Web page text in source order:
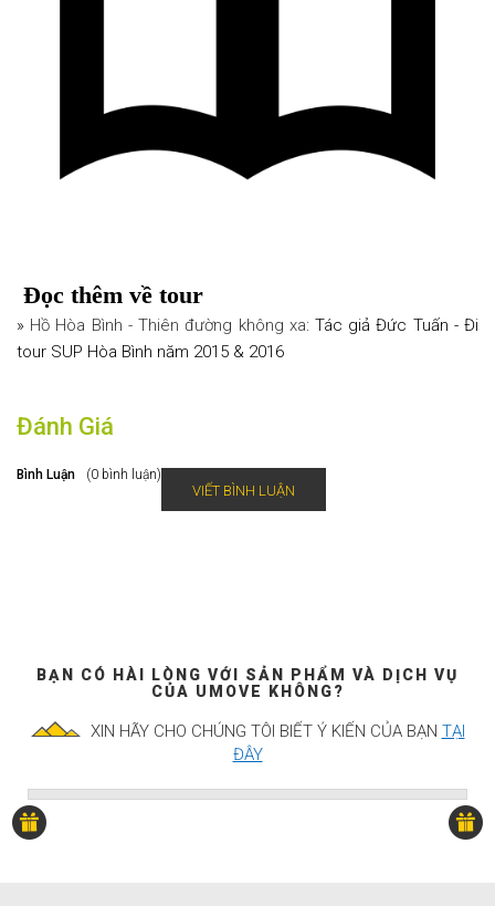
Đọc thêm về tour
» Hồ Hòa Bình - Thiên đường không xa: Tác giả Đức Tuấn - Đi
tour SUP Hòa Bình năm 2015 & 2016
Đánh Giá
Bình Luận (0 bình luận)
VIẾT BÌNH LUẬN
BẠN CÓ HÀI LÒNG VỚI SẢN PHẨM VÀ DỊCH VỤ
CỦA UMOVE KHÔNG?
XIN HÃY CHO CHÚNG TÔI BIẾT Ý KIẾN CỦA BẠN TẠI
ĐÂY